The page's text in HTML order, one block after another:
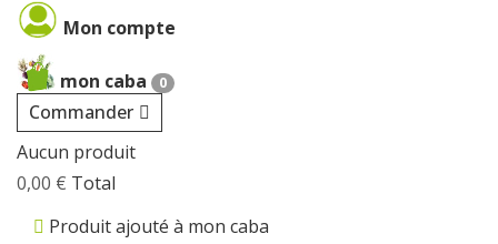
Mon compte
mon caba 0
Commander
Aucun produit
0,00 € Total
Produit ajouté à mon caba
Cookies management panel